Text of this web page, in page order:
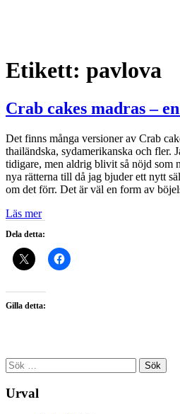
Etikett: pavlova
Crab cakes madras –
Det finns många versioner av Crab
thailändska, sydamerikanska och fler.
tidigare, men aldrig blivit så nöjd som
nya rätterna till då jag bjuder ett nytt
om det förr. Det är väl en form av
Läs mer
Dela detta:
Gilla detta:
Sök
efter:
Urval